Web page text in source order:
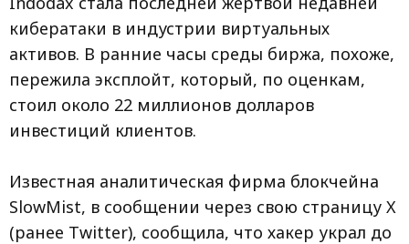
кибератаки в индустрии виртуальных
активов. В ранние часы среды биржа, похоже,
пережила эксплойт, который, по оценкам,
стоил около 22 миллионов долларов
инвестиций клиентов.
Известная аналитическая фирма блокчейна
SlowMist, в сообщении через свою страницу X
(ранее Twitter), сообщила, что хакер украл до